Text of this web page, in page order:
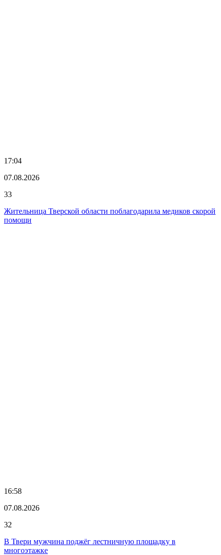
17:04
07.08.2026
33
Жительница Тверской области поблагодарила медиков скорой
помощи
16:58
07.08.2026
32
В Твери мужчина поджёг лестничную площадку в
многоэтажке